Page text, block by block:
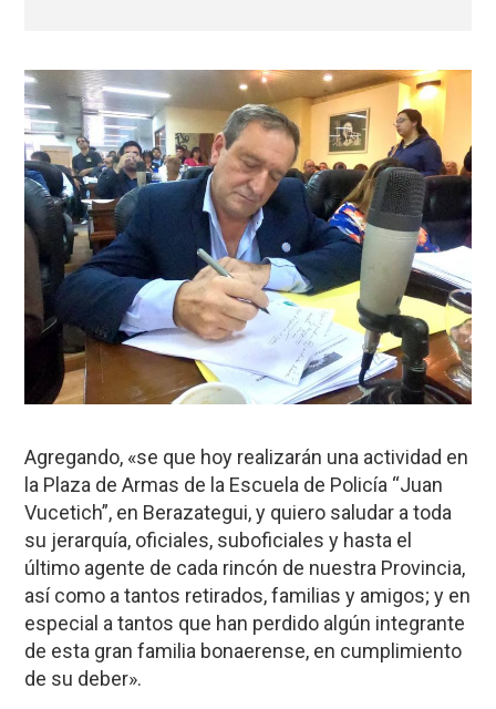
Agregando, «se que hoy realizarán una actividad en
la Plaza de Armas de la Escuela de Policía “Juan
Vucetich”, en Berazategui, y quiero saludar a toda
su jerarquía, oficiales, suboficiales y hasta el
último agente de cada rincón de nuestra Provincia,
así como a tantos retirados, familias y amigos; y en
especial a tantos que han perdido algún integrante
de esta gran familia bonaerense, en cumplimiento
de su deber».